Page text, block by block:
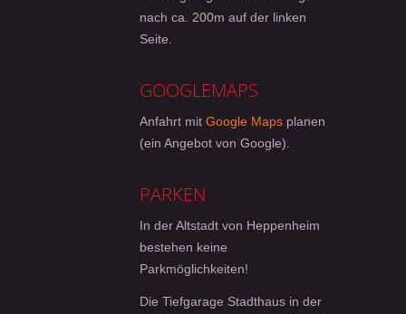
nach ca. 200m auf der linken
Seite.
GOOGLEMAPS
Anfahrt mit Google Maps planen
(ein Angebot von Google).
PARKEN
In der Altstadt von Heppenheim
bestehen keine
Parkmöglichkeiten!
Die Tiefgarage Stadthaus in der